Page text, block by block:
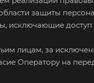
защиты
исключающие
лицам, за
Оператору на